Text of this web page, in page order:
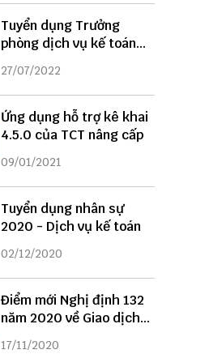
Tuyển dụng Trưởng
phòng dịch vụ kế toán
năm 2022
27/07/2022
Ứng dụng hỗ trợ kê khai
4.5.0 của TCT nâng cấp
09/01/2021
Tuyển dụng nhân sự
2020 - Dịch vụ kế toán
02/12/2020
Điểm mới Nghị định 132
năm 2020 về Giao dịch
liên kết
17/11/2020